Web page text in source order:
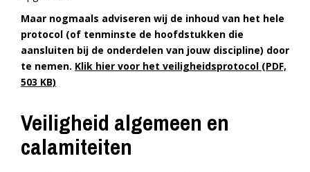
Maar nogmaals adviseren wij de inhoud van het hele
protocol (of tenminste de hoofdstukken die
aansluiten bij de onderdelen van jouw discipline) door
te nemen. Klik hier voor het veiligheidsprotocol (PDF,
503 KB)
Veiligheid algemeen en
calamiteiten